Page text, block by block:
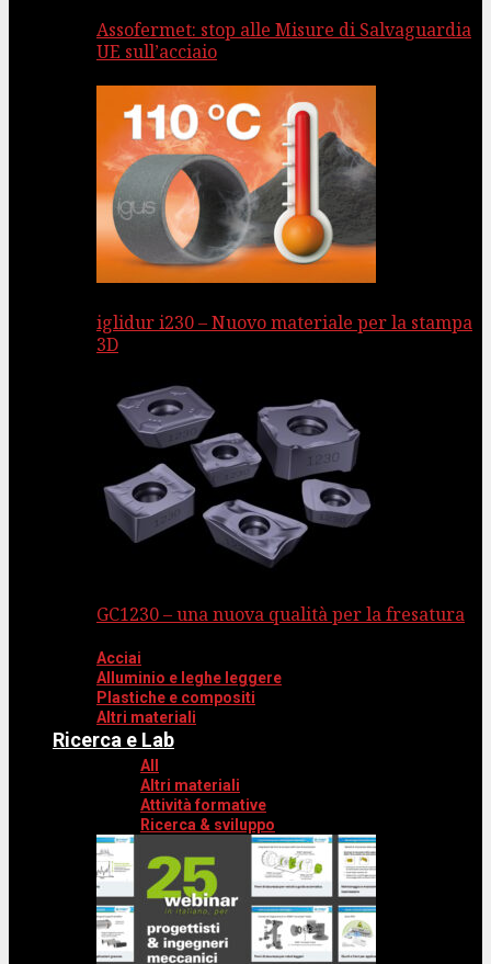
Assofermet: stop alle Misure di Salvaguardia
UE sull’acciaio
iglidur i230 – Nuovo materiale per la stampa
3D
GC1230 – una nuova qualità per la fresatura
Acciai
Alluminio e leghe leggere
Plastiche e compositi
Altri materiali
Ricerca e Lab
All
Altri materiali
Attività formative
Ricerca & sviluppo